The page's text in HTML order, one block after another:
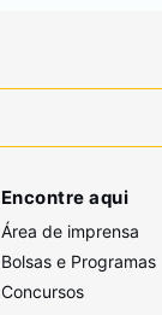
Encontre aqui
Área de imprensa
Bolsas e Programas
Concursos